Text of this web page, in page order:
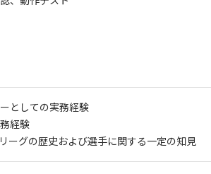
としての実務経験
経験
ーグの歴史および選手に関する一定の知見